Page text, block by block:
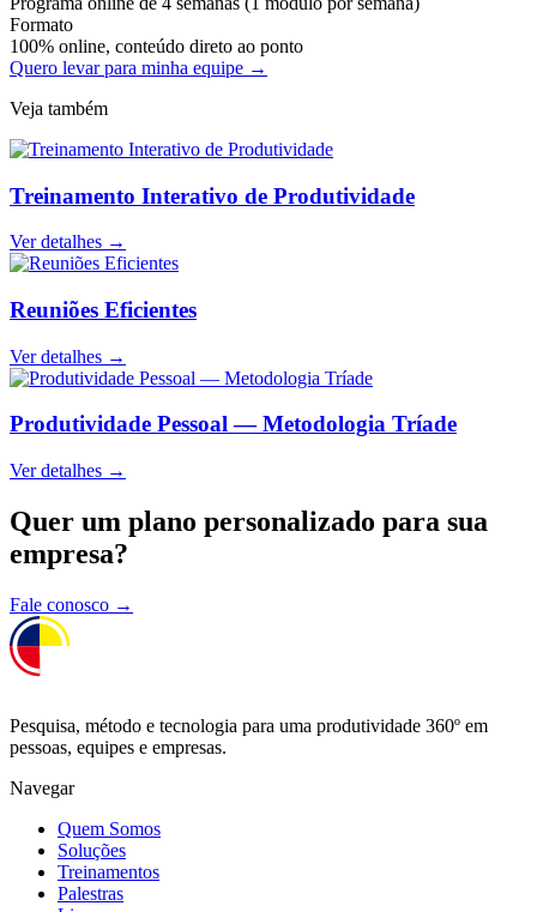
Formato
100% online, conteúdo direto ao ponto
Quero levar para minha equipe →
Veja também
Treinamento Interativo de Produtividade
Ver detalhes →
Reuniões Eficientes
Ver detalhes →
Produtividade Pessoal — Metodologia Tríade
Ver detalhes →
Quer um plano personalizado para sua
empresa?
Fale conosco →
Pesquisa, método e tecnologia para uma produtividade 360º em
pessoas, equipes e empresas.
Navegar
Quem Somos
Soluções
Treinamentos
Palestras